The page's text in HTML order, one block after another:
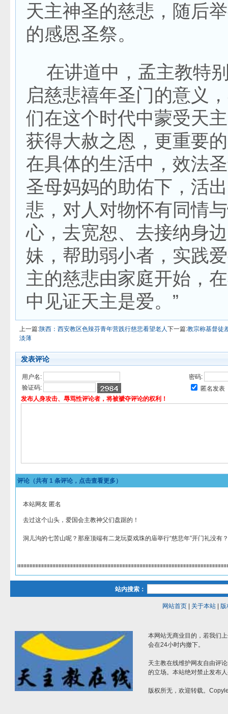
天主神圣的慈悲，随后
的感恩圣祭。
在讲道中，孟主教特
启慈悲禧年圣门的意义
们在这个时代中蒙受天
获得大赦之恩，更重要
在具体的生活中，效法
圣母妈妈的助佑下，活
悲，对人对物怀有同情
心，去宽恕、去接纳身
妹，帮助弱小者，实践
主的慈悲由家庭开始，
中见证天主是爱。”
上一篇:陕西：西安教区色辣芬青年营践行慈悲看望老人下一篇:教宗称基督徒
淡薄
发表评论
用户名:
密码:
验证码:
匿名发表
发布人身攻击、辱骂性评论者，将被褫夺评论的权利！
评论（共有 1 条评论，点击查看更多）
本站网友 匿名
去过这个山头，爱国会主教神父们盘踞的！
洞儿沟的七苦山呢？那座顶端有二龙玩耍戏珠的庙举行“慈悲年”开门礼没有？
站内搜索：
网站首页| 关于本站| 版
本网站无商业目的，若我们
会在24小时内撤下。
天主教在线维护网友自由评
的立场。本站绝对禁止发布
版权所无，欢迎转载。